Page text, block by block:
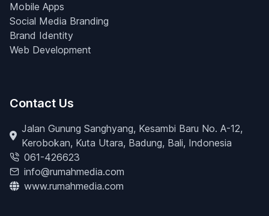
Mobile Apps
Social Media Branding
Brand Identity
Web Development
Contact Us
Jalan Gunung Sanghyang, Kesambi Baru No. A-12,
Kerobokan, Kuta Utara, Badung, Bali, Indonesia
061-426623
info@rumahmedia.com
www.rumahmedia.com